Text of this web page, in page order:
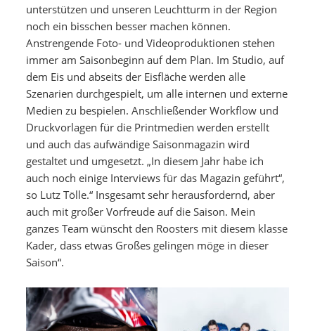
unterstützen und unseren Leuchtturm in der Region
noch ein bisschen besser machen können.
Anstrengende Foto- und Videoproduktionen stehen
immer am Saisonbeginn auf dem Plan. Im Studio, auf
dem Eis und abseits der Eisfläche werden alle
Szenarien durchgespielt, um alle internen und externe
Medien zu bespielen. Anschließender Workflow und
Druckvorlagen für die Printmedien werden erstellt
und auch das aufwändige Saisonmagazin wird
gestaltet und umgesetzt. „In diesem Jahr habe ich
auch noch einige Interviews für das Magazin geführt“,
so Lutz Tölle.“ Insgesamt sehr herausfordernd, aber
auch mit großer Vorfreude auf die Saison. Mein
ganzes Team wünscht den Roosters mit diesem klasse
Kader, dass etwas Großes gelingen möge in dieser
Saison“.